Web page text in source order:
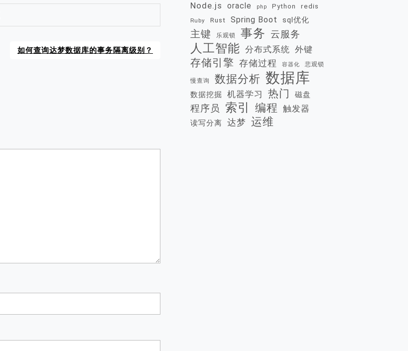
如何查询达梦数据库的事务隔离级别？
Node.js oracle php Python redis
Ruby Rust Spring Boot sql优化
主键 乐观锁 事务 云服务
人工智能 分布式系统 外键
存储引擎 存储过程 容器化 悲观锁
慢查询 数据分析 数据库
数据挖掘 机器学习 热门 磁盘
程序员 索引 编程 触发器
读写分离 达梦 运维